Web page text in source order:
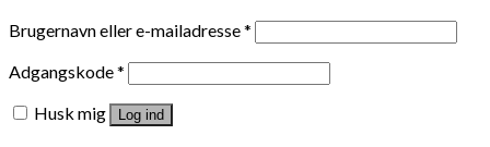
Brugernavn eller e-mailadresse*
Adgangskode*
Husk mig
Log ind